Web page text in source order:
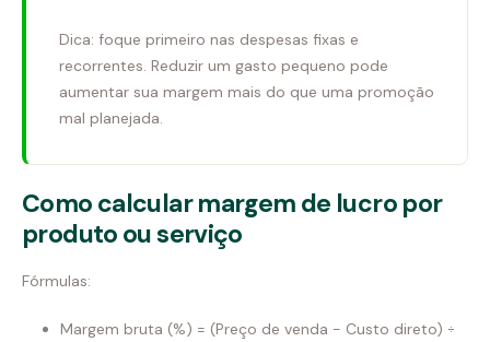
Dica: foque primeiro nas despesas fixas e
recorrentes. Reduzir um gasto pequeno pode
aumentar sua margem mais do que uma promoção
mal planejada.
Como calcular margem de lucro por
produto ou serviço
Fórmulas:
Margem bruta (%) = (Preço de venda − Custo direto) ÷